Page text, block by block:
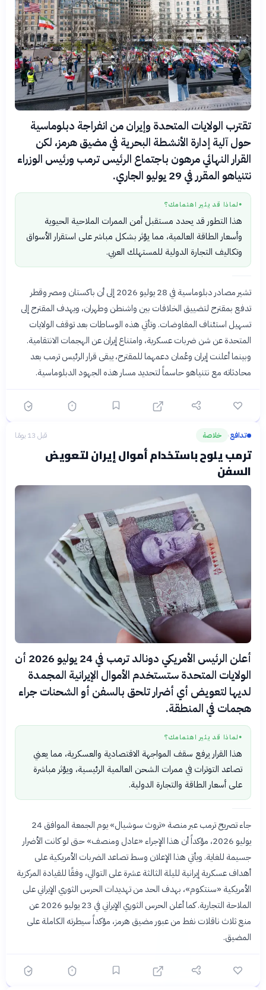
تقترب الولايات المتحدة وإيران من انفراجة دبلوماسية
حول آلية إدارة الأنشطة البحرية في مضيق هرمز، لكن
القرار النهائي مرهون باجتماع الرئيس ترمب ورئيس الوزراء
نتنياهو المقرر في 29 يوليو الجاري.
● لماذا قد يثير اهتمامك؟
هذا التطور قد يحدد مستقبل أمن الممرات الملاحية الحيوية
وأسعار الطاقة العالمية، مما يؤثر بشكل مباشر على استقرار الأسواق
وتكاليف التجارة الدولية للمستهلك العربي.
تشير مصادر دبلوماسية في 28 يوليو 2026 إلى أن باكستان ومصر وقطر
تدفع بمقترح لتضييق الخلافات بين واشنطن وطهران، ويهدف المقترح إلى
تسهيل استئناف المفاوضات. وتأتي هذه الوساطات بعد توقف الولايات
المتحدة عن شن ضربات عسكرية، وامتناع إيران عن الهجمات الانتقامية.
وبينما أعلنت إيران وعُمان دعمهما للمقترح، يبقى قرار الرئيس ترمب بعد
محادثاته مع نتنياهو حاسماً لتحديد مسار هذه الجهود الدبلوماسية.
تدافع› خلاصة قبل 13 يومًا
ترمب يلوح باستخدام أموال إيران لتعويض
السفن
أعلن الرئيس الأمريكي دونالد ترمب في 24 يوليو 2026 أن
الولايات المتحدة ستستخدم الأموال الإيرانية المجمدة
لديها لتعويض أي أضرار تلحق بالسفن أو الشحنات جراء
هجمات في المنطقة.
● لماذا قد يثير اهتمامك؟
هذا القرار يرفع سقف المواجهة الاقتصادية والعسكرية، مما يعني
تصاعد التوترات في ممرات الشحن العالمية الرئيسية، ويؤثر مباشرة
على أسعار الطاقة والتجارة الدولية.
جاء تصريح ترمب عبر منصة «تروث سوشيال» يوم الجمعة الموافق 24
يوليو 2026، مؤكداً أن هذا الإجراء «عادل ومنصف» حتى لو كانت الأضرار
جسيمة للغاية. ويأتي هذا الإعلان وسط تصاعد الضربات الأمريكية على
أهداف عسكرية إيرانية لليلة الثالثة عشرة على التوالي، وفقًا للقيادة المركزية
الأمريكية «سنتكوم»، بهدف الحد من تهديدات الحرس الثوري الإيراني على
الملاحة التجارية. كما أعلن الحرس الثوري الإيراني في 23 يوليو 2026 عن
منع ثلاث ناقلات نفط من عبور مضيق هرمز، مؤكداً سيطرته الكاملة على
المضيق.